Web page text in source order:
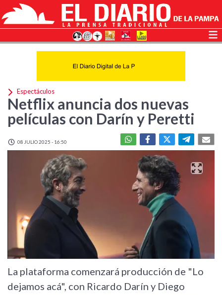
Espectáculos
Netflix anuncia dos nuevas
películas con Darín y Peretti
08 JULIO 2025 - 16:50
La plataforma comenzará producción de "Lo
dejamos acá", con Ricardo Darín y Diego